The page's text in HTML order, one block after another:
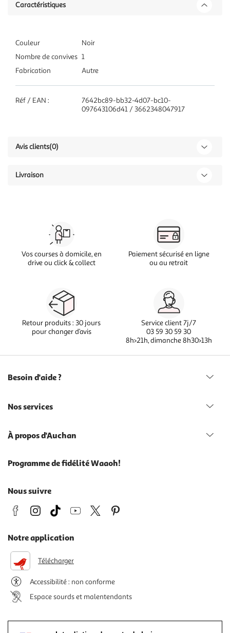
Caractéristiques
Couleur
Noir
Nombre de convives 1
Fabrication
Autre
Réf / EAN :
7642bc89-bb32-4d07-bc10-
097643106d41 / 3662348047917
Avis clients(0)
Livraison
Vos courses à domicile, en
drive ou click & collect
Paiement sécurisé en ligne
ou au retrait
Retour produits : 30 jours
pour changer d’avis
Service client 7j/7
03 59 30 59 30
8h>21h, dimanche 8h30>13h
Besoin d'aide ?
Nos services
À propos d'Auchan
Programme de fidélité Waaoh!
Nous suivre
Notre application
Télécharger
Accessibilité : non conforme
Espace sourds et malentendants